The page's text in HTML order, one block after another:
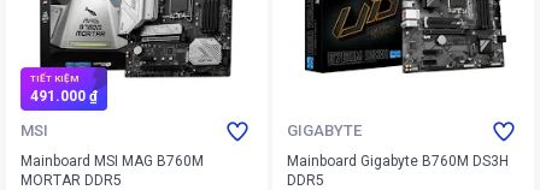
TIẾT KIỆM
491.000 ₫
MSI
Mainboard MSI MAG B760M
MORTAR DDR5
GIGABYTE
Mainboard Gigabyte B760M DS3H
DDR5